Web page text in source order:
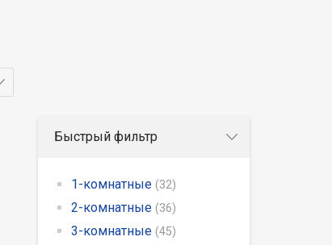
Быстрый фильтр
1-комнатные (32)
2-комнатные (36)
3-комнатные (45)